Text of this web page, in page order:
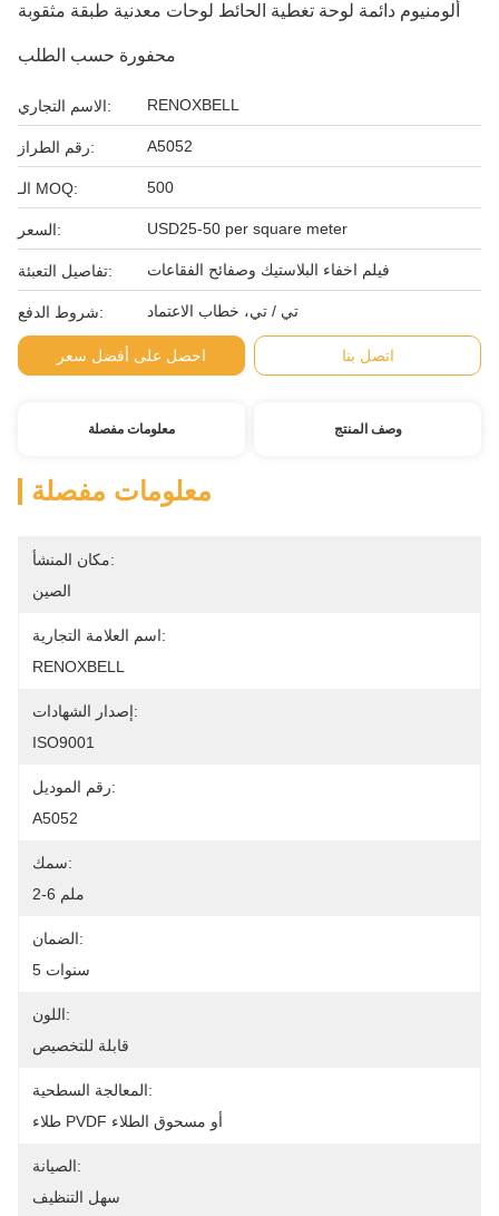
ألومنيوم دائمة لوحة تغطية الحائط لوحات معدنية طبقة مثقوبة
محفورة حسب الطلب
الاسم التجاري: RENOXBELL
رقم الطراز: A5052
الـ MOQ: 500
السعر: USD25-50 per square meter
تفاصيل التعبئة: فيلم اخفاء البلاستيك وصفائح الفقاعات
شروط الدفع: تي / تي، خطاب الاعتماد
احصل على أفضل سعر اتصل بنا
معلومات مفصلة وصف المنتج
معلومات مفصلة
مكان المنشأ:
الصين
اسم العلامة التجارية:
RENOXBELL
إصدار الشهادات:
ISO9001
رقم الموديل:
A5052
سمك:
2-6 ملم
الضمان:
5 سنوات
اللون:
قابلة للتخصيص
المعالجة السطحية:
طلاء PVDF أو مسحوق الطلاء
الصيانة:
سهل التنظيف